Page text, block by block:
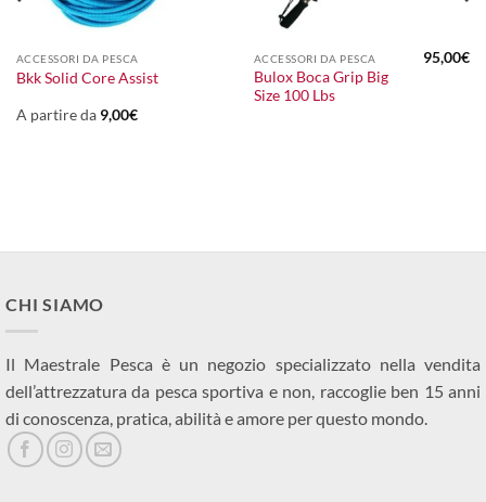
ACCESSORI DA PESCA
Bkk Solid Core Assist
A partire da 9,00€
ACCESSORI DA PESCA
Bulox Boca Grip Big
Size 100 Lbs
95,00€
CHI SIAMO
Il Maestrale Pesca è un negozio specializzato nella vendita
dell’attrezzatura da pesca sportiva e non, raccoglie ben 15 anni
di conoscenza, pratica, abilità e amore per questo mondo.